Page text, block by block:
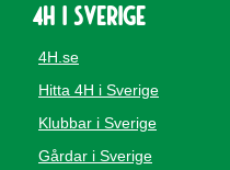
4H i Sverige
4H.se
Hitta 4H i Sverige
Klubbar i Sverige
Gårdar i Sverige